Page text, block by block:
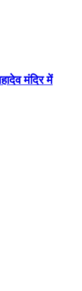
मंदिर में